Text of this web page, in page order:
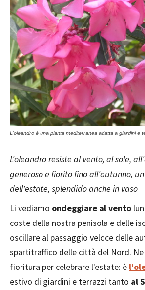
L'oleandro è una pianta mediterranea adatta a giardini e
L'oleandro resiste al vento, al sole,
generoso e fiorito fino all'autunno,
dell'estate, splendido anche in vaso
Li vediamo ondeggiare al vento
coste della nostra penisola e delle
oscillare al passaggio veloce delle
spartitraffico delle città del Nord.
fioritura per celebrare l'estate: è
estivo di giardini e terrazzi tanto al